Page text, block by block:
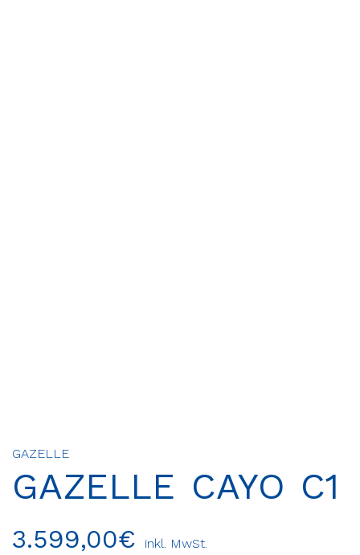
GAZELLE
GAZELLE CAYO C1
3.599,00€ inkl. MwSt.